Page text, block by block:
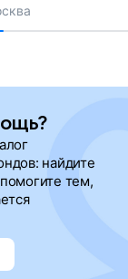
найдите
тем,